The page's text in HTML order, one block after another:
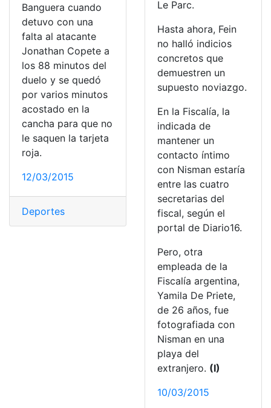
Banguera cuando
detuvo con una
falta al atacante
Jonathan Copete a
los 88 minutos del
duelo y se quedó
por varios minutos
acostado en la
cancha para que no
le saquen la tarjeta
roja.
12/03/2015
Deportes
Le Parc.
Hasta ahora, Fein
no halló indicios
concretos que
demuestren un
supuesto noviazgo.
En la Fiscalía, la
indicada de
mantener un
contacto íntimo
con Nisman estaría
entre las cuatro
secretarias del
fiscal, según el
portal de Diario16.
Pero, otra
empleada de la
Fiscalía argentina,
Yamila De Priete,
de 26 años, fue
fotografiada con
Nisman en una
playa del
extranjero. (I)
10/03/2015